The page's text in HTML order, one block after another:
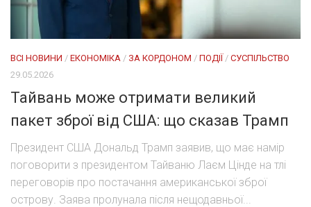
ВСІ НОВИНИ / ЕКОНОМІКА / ЗА КОРДОНОМ / ПОДІЇ/ СУСПІЛЬСТВО
29.05.2026
Тайвань може отримати великий
пакет зброї від США: що сказав Трамп
Президент США Дональд Трамп заявив, що має намір
поговорити з президентом Тайваню Лаєм Цінде на тлі
переговорів про постачання американської зброї
острову. Заява пролунала після нещодавньої...